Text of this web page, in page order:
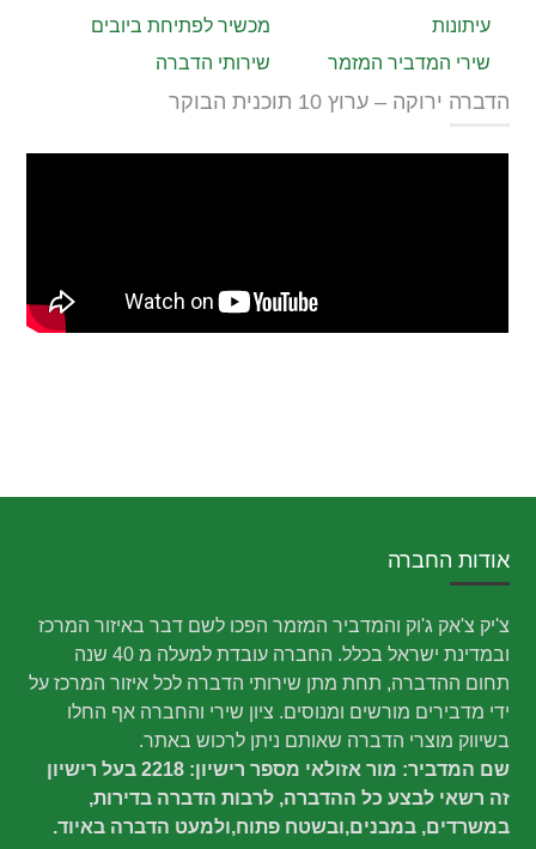
מכשיר לפתיחת ביובים
עיתונות
שירותי הדברה
שירי המדביר המזמר
הדברה ירוקה – ערוץ 10 תוכנית הבוקר
אודות החברה
צ'יק צ'אק ג'וק והמדביר המזמר הפכו לשם דבר באיזור המרכז
ובמדינת ישראל בכלל. החברה עובדת למעלה מ 40 שנה
תחום ההדברה, תחת מתן שירותי הדברה לכל איזור המרכז על
ידי מדבירים מורשים ומנוסים. ציון שירי והחברה אף החלו
בשיווק מוצרי הדברה שאותם ניתן לרכוש באתר.
שם המדביר: מור אזולאי מספר רישיון: 2218 בעל רישיון
זה רשאי לבצע כל ההדברה, לרבות הדברה בדירות,
במשרדים, במבנים,ובשטח פתוח,ולמעט הדברה באיוד.